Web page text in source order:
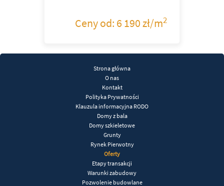
Ceny od: 6 190 zł/m2
Strona główna
O nas
Kontakt
Polityka Prywatności
Klauzula informacyjna RODO
Domy z bala
Domy szkieletowe
Grunty
Rynek Pierwotny
Oferty
Etapy transakcji
Warunki zabudowy
Pozwolenie budowlane